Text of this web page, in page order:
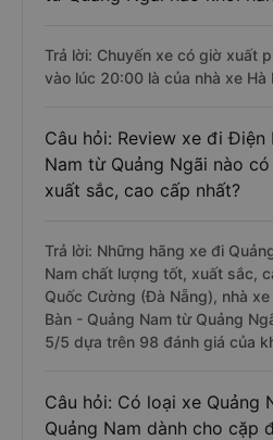
Trả lời: Chuyến xe có giờ xuất
vào lúc 20:00 là của nhà xe Hà
Câu hỏi: Review xe đi Điện
Nam từ Quảng Ngãi nào
xuất sắc, cao cấp nhất?
Trả lời: Những hãng xe đi
Nam chất lượng tốt, xuất sắc,
Quốc Cường (Đà Nẵng), nhà
Bàn - Quảng Nam từ Quảng
5/5 dựa trên 98 đánh giá của
Câu hỏi: Có loại xe Quảng
Quảng Nam dành cho cặp